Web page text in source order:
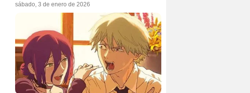
sábado, 3 de enero de 2026